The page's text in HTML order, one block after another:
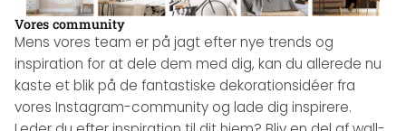
Vores community
Mens vores team er på jagt efter nye trends og
inspiration for at dele dem med dig, kan du allerede nu
kaste et blik på de fantastiske dekorationsidéer fra
vores Instagram-community og lade dig inspirere.